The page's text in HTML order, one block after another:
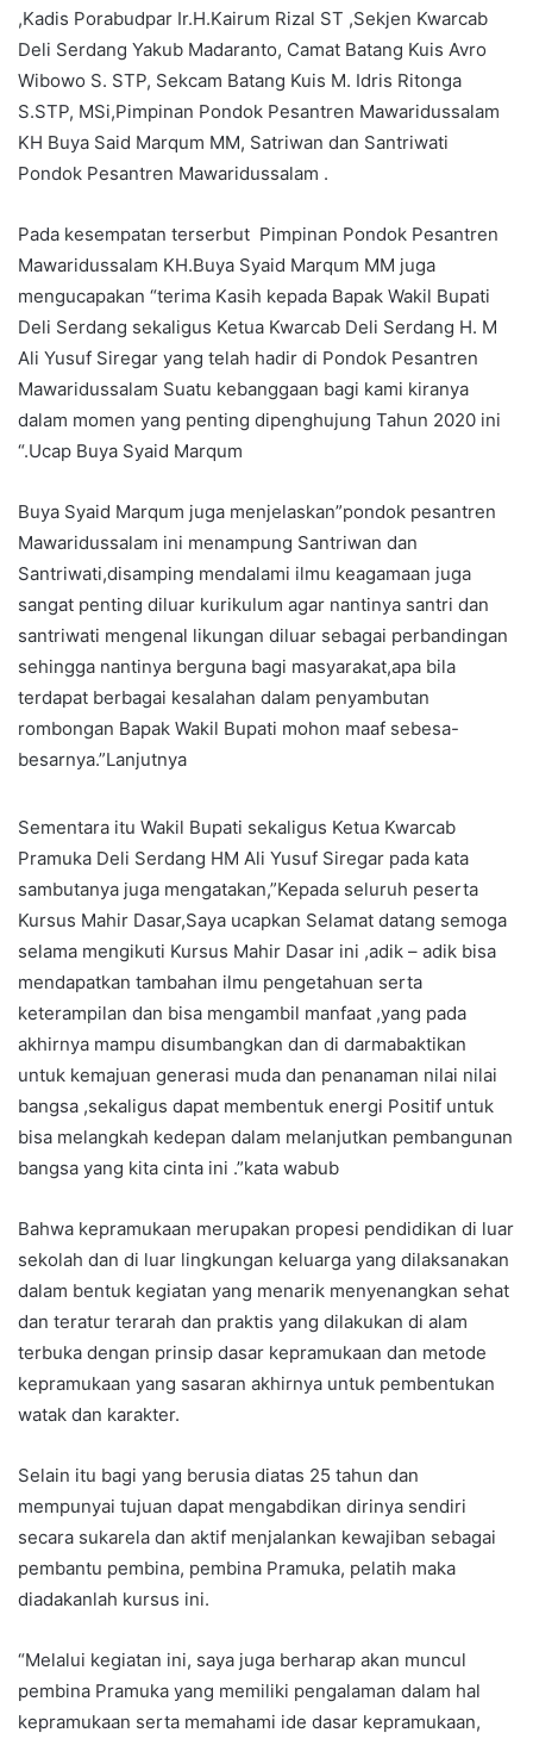
,Kadis Porabudpar Ir.H.Kairum Rizal ST ,Sekjen Kwarcab
Deli Serdang Yakub Madaranto, Camat Batang Kuis Avro
Wibowo S. STP, Sekcam Batang Kuis M. Idris Ritonga
S.STP, MSi,Pimpinan Pondok Pesantren Mawaridussalam
KH Buya Said Marqum MM, Satriwan dan Santriwati
Pondok Pesantren Mawaridussalam .
Pada kesempatan terserbut Pimpinan Pondok Pesantren
Mawaridussalam KH.Buya Syaid Marqum MM juga
mengucapakan “terima Kasih kepada Bapak Wakil Bupati
Deli Serdang sekaligus Ketua Kwarcab Deli Serdang H. M
Ali Yusuf Siregar yang telah hadir di Pondok Pesantren
Mawaridussalam Suatu kebanggaan bagi kami kiranya
dalam momen yang penting dipenghujung Tahun 2020 ini
“.Ucap Buya Syaid Marqum
Buya Syaid Marqum juga menjelaskan”pondok pesantren
Mawaridussalam ini menampung Santriwan dan
Santriwati,disamping mendalami ilmu keagamaan juga
sangat penting diluar kurikulum agar nantinya santri dan
santriwati mengenal likungan diluar sebagai perbandingan
sehingga nantinya berguna bagi masyarakat,apa bila
terdapat berbagai kesalahan dalam penyambutan
rombongan Bapak Wakil Bupati mohon maaf sebesa-
besarnya.”Lanjutnya
Sementara itu Wakil Bupati sekaligus Ketua Kwarcab
Pramuka Deli Serdang HM Ali Yusuf Siregar pada kata
sambutanya juga mengatakan,”Kepada seluruh peserta
Kursus Mahir Dasar,Saya ucapkan Selamat datang semoga
selama mengikuti Kursus Mahir Dasar ini ,adik – adik bisa
mendapatkan tambahan ilmu pengetahuan serta
keterampilan dan bisa mengambil manfaat ,yang pada
akhirnya mampu disumbangkan dan di darmabaktikan
untuk kemajuan generasi muda dan penanaman nilai nilai
bangsa ,sekaligus dapat membentuk energi Positif untuk
bisa melangkah kedepan dalam melanjutkan pembangunan
bangsa yang kita cinta ini .”kata wabub
Bahwa kepramukaan merupakan propesi pendidikan di luar
sekolah dan di luar lingkungan keluarga yang dilaksanakan
dalam bentuk kegiatan yang menarik menyenangkan sehat
dan teratur terarah dan praktis yang dilakukan di alam
terbuka dengan prinsip dasar kepramukaan dan metode
kepramukaan yang sasaran akhirnya untuk pembentukan
watak dan karakter.
Selain itu bagi yang berusia diatas 25 tahun dan
mempunyai tujuan dapat mengabdikan dirinya sendiri
secara sukarela dan aktif menjalankan kewajiban sebagai
pembantu pembina, pembina Pramuka, pelatih maka
diadakanlah kursus ini.
“Melalui kegiatan ini, saya juga berharap akan muncul
pembina Pramuka yang memiliki pengalaman dalam hal
kepramukaan serta memahami ide dasar kepramukaan,